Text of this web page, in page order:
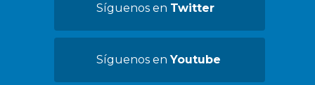
Síguenos en Twitter
Síguenos enYoutube